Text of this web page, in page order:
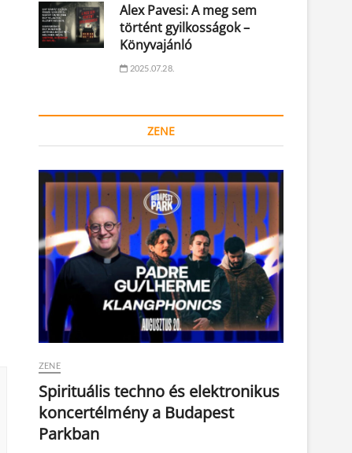
Alex Pavesi: A meg sem
történt gyilkosságok –
Könyvajánló
2025.07.28.
ZENE
ZENE
Spirituális techno és elektronikus
koncertélmény a Budapest
Parkban